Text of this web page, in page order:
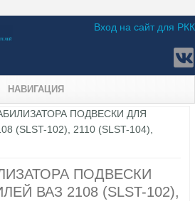
Вход на сайт для РКК
НАВИГАЦИЯ
ПОДВЕСКИ ДЛЯ
(SLST-102), 2110 (SLST-104),
ПОДВЕСКИ
ВАЗ 2108 (SLST-102),